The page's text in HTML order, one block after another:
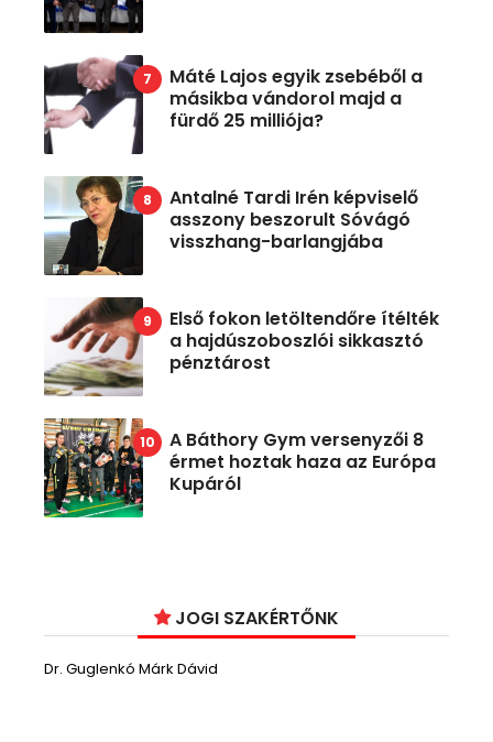
Máté Lajos egyik zsebéből a
másikba vándorol majd a
fürdő 25 milliója?
Antalné Tardi Irén képviselő
asszony beszorult Sóvágó
visszhang-barlangjába
Első fokon letöltendőre ítélték
a hajdúszoboszlói sikkasztó
pénztárost
A Báthory Gym versenyzői 8
érmet hoztak haza az Európa
Kupáról
JOGI SZAKÉRTŐNK
Dr. Guglenkó Márk Dávid